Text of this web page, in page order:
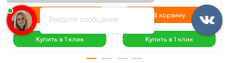
В корзину
Купить в 1 клик
В корзину
Купить в 1 клик
Введите сообщение